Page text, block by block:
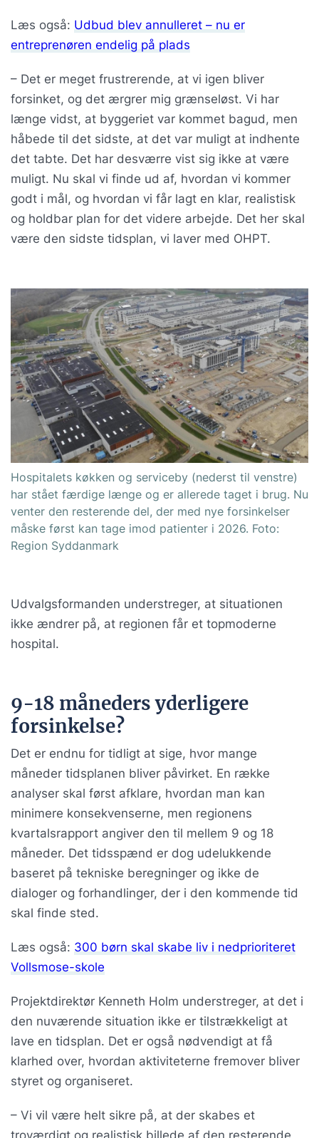
Læs også: Udbud blev annulleret – nu er
entreprenøren endelig på plads
– Det er meget frustrerende, at vi igen bliver
forsinket, og det ærgrer mig grænseløst. Vi har
længe vidst, at byggeriet var kommet bagud, men
håbede til det sidste, at det var muligt at indhente
det tabte. Det har desværre vist sig ikke at være
muligt. Nu skal vi finde ud af, hvordan vi kommer
godt i mål, og hvordan vi får lagt en klar, realistisk
og holdbar plan for det videre arbejde. Det her skal
være den sidste tidsplan, vi laver med OHPT.
Hospitalets køkken og serviceby (nederst til venstre)
har stået færdige længe og er allerede taget i brug. Nu
venter den resterende del, der med nye forsinkelser
måske først kan tage imod patienter i 2026. Foto:
Region Syddanmark
Udvalgsformanden understreger, at situationen
ikke ændrer på, at regionen får et topmoderne
hospital.
9-18 måneders yderligere
forsinkelse?
Det er endnu for tidligt at sige, hvor mange
måneder tidsplanen bliver påvirket. En række
analyser skal først afklare, hvordan man kan
minimere konsekvenserne, men regionens
kvartalsrapport angiver den til mellem 9 og 18
måneder. Det tidsspænd er dog udelukkende
baseret på tekniske beregninger og ikke de
dialoger og forhandlinger, der i den kommende tid
skal finde sted.
Læs også: 300 børn skal skabe liv i nedprioriteret
Vollsmose-skole
Projektdirektør Kenneth Holm understreger, at det i
den nuværende situation ikke er tilstrækkeligt at
lave en tidsplan. Det er også nødvendigt at få
klarhed over, hvordan aktiviteterne fremover bliver
styret og organiseret.
– Vi vil være helt sikre på, at der skabes et
troværdigt og realistisk billede af den resterende